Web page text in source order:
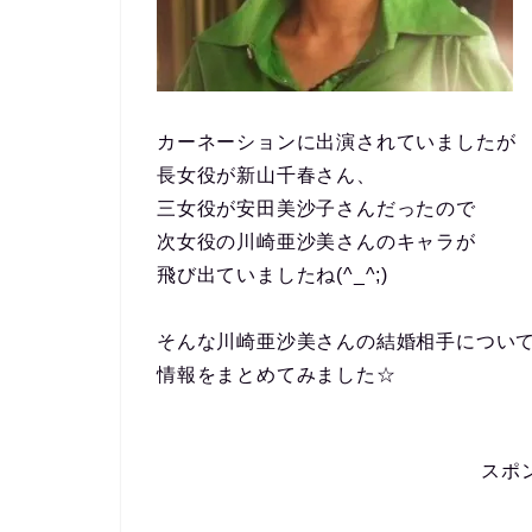
カーネーションに出演されていましたが
長女役が新山千春さん、
三女役が安田美沙子さんだったので
次女役の川崎亜沙美さんのキャラが
飛び出ていましたね(^_^;)
そんな川崎亜沙美さんの結婚相手について
情報をまとめてみました☆
スポ